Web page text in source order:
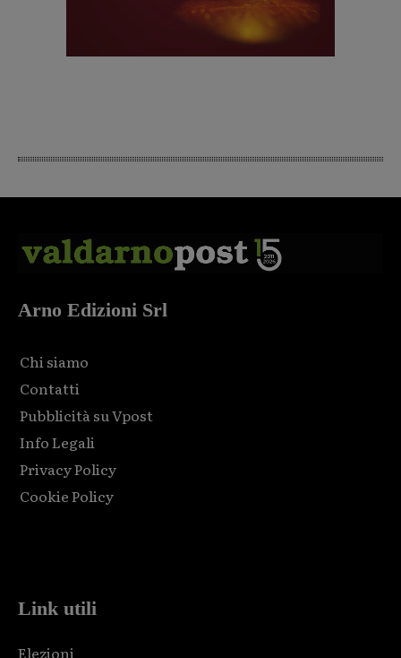
Arno Edizioni Srl
Chi siamo
Contatti
Pubblicità su Vpost
Info Legali
Privacy Policy
Cookie Policy
Link utili
Elezioni